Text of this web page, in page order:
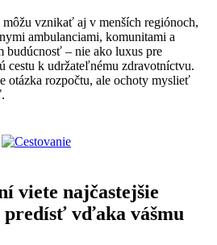
môžu vznikať aj v menších regiónoch,
ambulanciami, komunitami a
– nie ako luxus pre
cestu k udržateľnému zdravotníctvu.
otázka rozpočtu, ale ochoty myslieť
viete najčastejšie
vďaka vášmu